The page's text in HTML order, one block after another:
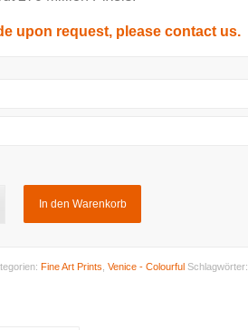
upon request, please contact us.
In den Warenkorb
Fine Art Prints Venice - Colourful Schlagwörter: